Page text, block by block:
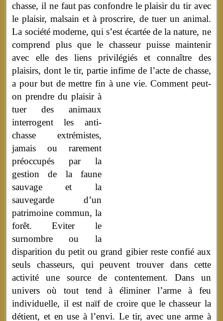
chasse, il ne faut pas confondre le plaisir du tir avec
le plaisir, malsain et à proscrire, de tuer un animal.
La société moderne, qui s’est écartée de la nature, ne
comprend plus que le chasseur puisse maintenir
avec elle des liens privilégiés et connaître des
plaisirs, dont le tir, partie infime de l’acte de chasse,
a pour but de mettre fin à une vie. Comment peut-
on prendre du plaisir à
tuer des animaux
interrogent les anti-
chasse extrémistes,
jamais ou rarement
préoccupés par la
gestion de la faune
sauvage et la
sauvegarde d’un
patrimoine commun, la
forêt. Eviter le
surnombre ou la
disparition du petit ou grand gibier reste confié aux
seuls chasseurs, qui peuvent trouver dans cette
activité une source de contentement. Dans un
univers où tout tend à éliminer l’arme à feu
individuelle, il est naïf de croire que le chasseur la
détient, et en use à l’envi. Le tir, avec une arme à